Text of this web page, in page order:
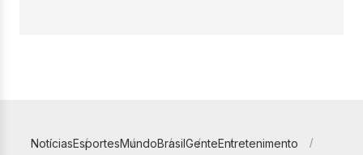
NotíciasEsportesMundoBrasilGenteEntretenimento